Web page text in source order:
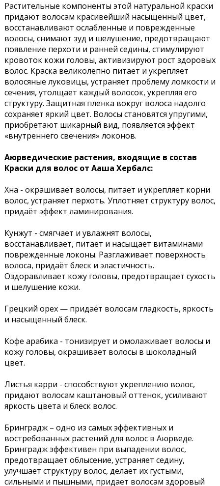
Растительные компоненты этой натуральной краски
придают волосам красивейший насыщенный цвет,
восстанавливают ослабленные и поврежденные
волосы, снимают зуд и шелушение, предотвращают
появление перхоти и ранней седины, стимулируют
кровоток кожи головы, активизируют рост здоровых
волос. Краска великолепно питает и укрепляет
волосяные луковицы, устраняет проблему ломкости и
сечения, утолщает каждый волосок, укрепляя его
структуру. Защитная пленка вокруг волоса надолго
сохраняет яркий цвет. Волосы становятся упругими,
приобретают шикарный вид, появляется эффект
«внутреннего свечения» локонов.
Аюрведические растения, входящие в состав
Краски для волос от Ааша Хербалс:
Хна - окрашивает волосы, питает и укрепляет корни
волос, устраняет перхоть. Уплотняет структуру волос,
придаёт эффект ламинирования.
Кунжут - смягчает и увлажнят волосы,
восстанавливает, питает и насыщает витаминами
поврежденные локоны. Разглаживает поверхность
волоса, придаёт блеск и эластичность.
Оздоравливает кожу головы, предотвращает сухость
и шелушение кожи.
Грецкий орех — придаёт волосам гладкость, яркость
и насыщенный блеск.
Кофе арабика - тонизирует и омолаживает волосы и
кожу головы, окрашивает волосы в шоколадный
цвет.
Листья карри - способствуют укреплению волос,
придают волосам каштановый оттенок, усиливают
яркость цвета и блеск волос.
Бринградж – одно из самых эффективных и
востребованных растений для волос в Аюрведе.
Бринградж эффективен при выпадении волос,
предотвращает облысение, устраняет седину,
улучшает структуру волос, делает их густыми,
сильными и пышными, придает волосам здоровый